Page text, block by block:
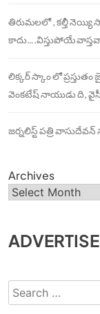
తిరుమలలో , కల్తీ నెయ్యి
కాదు….విస్తుపోయే
లిక్కర్ స్కాం లో
వెంకటేష్ నాయుడు ది,
జర్నలిస్ట్ పత్రి
Archives
Search
for: